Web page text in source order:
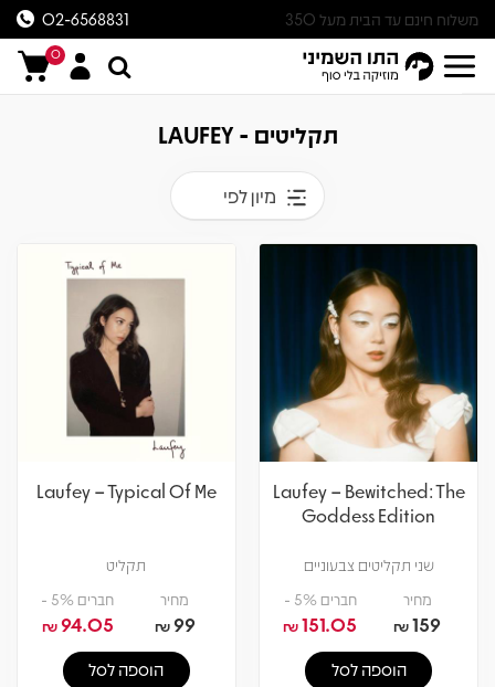
משלוח חינם עד הבית מעל 350
ש״ח
02-6568831
0
תקליטים - LAUFEY
מיון לפי
Laufey – Bewitched: The
Goddess Edition
שני תקליטים צבעוניים
מחיר
159
₪
חברים 5% -
151.05
₪
הוספה לסל
Laufey – Typical Of Me
תקליט
מחיר
99
₪
חברים 5% -
94.05
₪
הוספה לסל